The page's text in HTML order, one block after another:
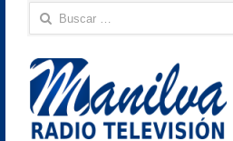
Buscar: